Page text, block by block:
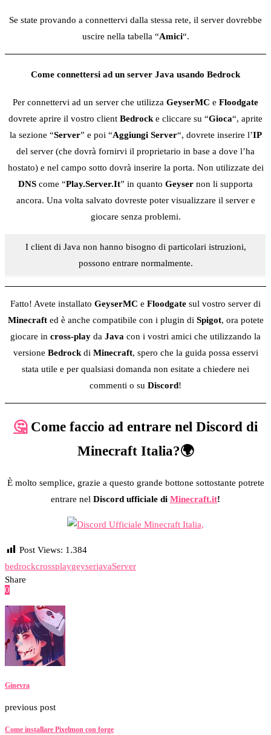
Se state provando a connettervi dalla stessa rete, il server dovrebbe
uscire nella tabella “Amici“.
Come connettersi ad un server Java usando Bedrock
Per connettervi ad un server che utilizza GeyserMC e Floodgate
dovrete aprire il vostro client Bedrocke cliccare su “Gioca“, aprite
la sezione “Server” e poi “Aggiungi Server“, dovrete inserire l’IP
del server (che dovrà fornirvi il proprietario in base a dove l’ha
hostato) e nel campo sotto dovrà inserire la porta. Non utilizzate dei
DNS come “Play.Server.It” in quanto Geyser non li supporta
ancora. Una volta salvato dovreste poter visualizzare il server e
giocare senza problemi.
I client di Java non hanno bisogno di particolari istruzioni,
possono entrare normalmente.
Fatto! Avete installato GeyserMC e Floodgate sul vostro server di
Minecraft ed è anche compatibile con i plugin di Spigot, ora potete
giocare in cross-play da Java con i vostri amici che utilizzando la
versione Bedrockdi Minecraft, spero che la guida possa esservi
stata utile e per qualsiasi domanda non esitate a chiedere nei
commenti o su Discord!
🤔 Come faccio ad entrare nel Discord di
Minecraft Italia?🌍
È molto semplice, grazie a questo grande bottone sottostante potrete
entrare nel Discord ufficiale di Minecraft.it!
Post Views: 1.384
bedrockcrossplaygeyserjavaServer
Share
0
Ginevra
previous post
Come installare Pixelmon con forge